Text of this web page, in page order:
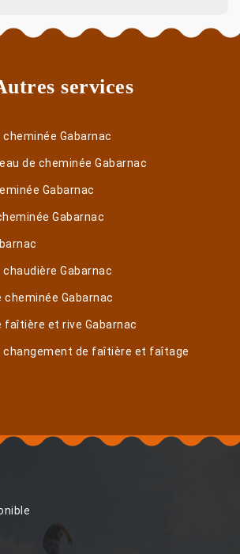
services
cheminée Gabarnac
de cheminée Gabarnac
Gabarnac
Gabarnac
chaudière Gabarnac
cheminée Gabarnac
faîtière et rive Gabarnac
changement de faîtière et faîtage